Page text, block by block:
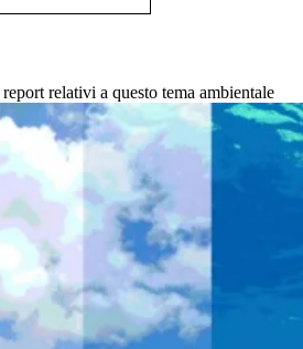
relativi a questo tema ambientale